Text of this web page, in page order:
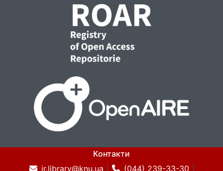
Контакти
ir.library@knu.ua
(044) 239-33-30